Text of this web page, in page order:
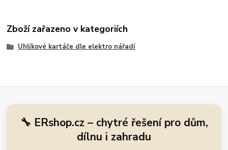
Zboží zařazeno v kategoriích
Uhlíkové kartáče dle elektro nářadí
🔧 ERshop.cz – chytré řešení pro dům,
dílnu i zahradu